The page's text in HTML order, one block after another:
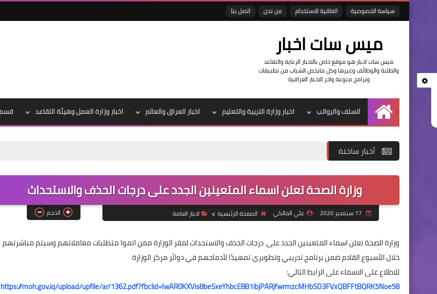
سياسة الخصوصية اتفاقية الاستخدام من نحن اتصل بنا
ميس سات اخبار
ميس سات اخبار هو موقع خاص بالاخبار الرعاية والتقاعد
والطلبة والوظائف وغيرها وكل مايخص الشباب من تطبيقات
وبرامج منوعة واخر الاخبار العراقية
الرئيسية
السلف والرواتب اخبار وزارة التربية والتعليم اخبار العراق والعالم اخبار وزارة العمل وهيئة التقاعد قسم
أخبار ساخنة رابط
وزارة الصحة تعلن اسماء المتعينين الجدد على درجات الحذف والاستحداث
علي المالكي الصفحة الرئيسية اخبار العامة الحجم
وزارة الصحة تعلن اسماء المتعينين الجدد على درجات الحذف والاستحداث لمقر الوزارة ممن اتموا متطلبات معاملاتهم وسيتم مباشرتهم
خلال الأسبوع القادم ضمن برنامج تدريبي وتطويري تمهيدًا لأدماجهم في دوائر مركز الوزارة
للاطلاع على الاسماء على الرابط التالي:
https://moh.gov.iq/upload/upfile/ar/1362.pdf?fbclid=IwAR0KXVis8beSxeYhbcE8B1ibjPARjfwrmzcMHbSD3FVxQBFFtBQRK5Noe58